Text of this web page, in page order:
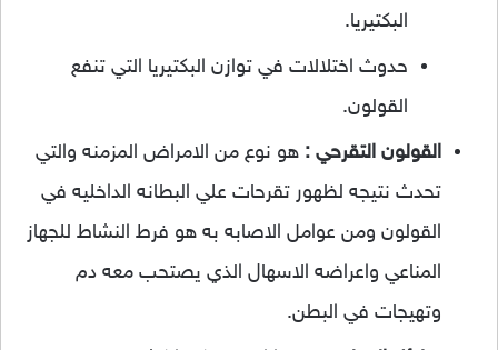
البكتيريا.
حدوث اختلالات في توازن البكتيريا التي تنفع
القولون.
القولون التقرحي : هو نوع من الامراض المزمنه والتي
تحدث نتيجه لظهور تقرحات علي البطانه الداخليه في
القولون ومن عوامل الاصابه به هو فرط النشاط للجهاز
المناعي واعراضه الاسهال الذي يصتحب معه دم
وتهيجات في البطن.